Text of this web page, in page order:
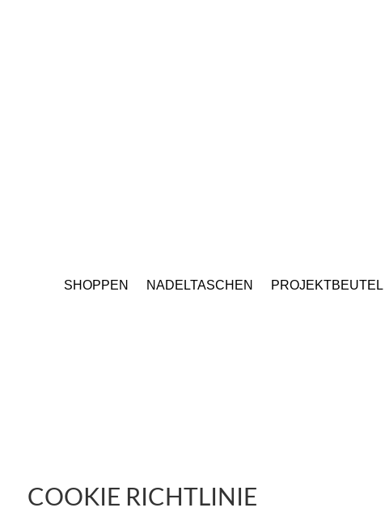
SHOPPEN NADELTASCHEN PROJEKTBEUTEL
COOKIE RICHTLINIE